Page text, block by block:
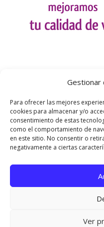
Gestionar
Para ofrecer las mejores
cookies para almacenar y/o
consentimiento de estas
como el comportamiento de
en este sitio. No consentir o
negativamente a ciertas
Ver
Página oficial de
Utilizamos cookies para
Puedes aprender más sobre